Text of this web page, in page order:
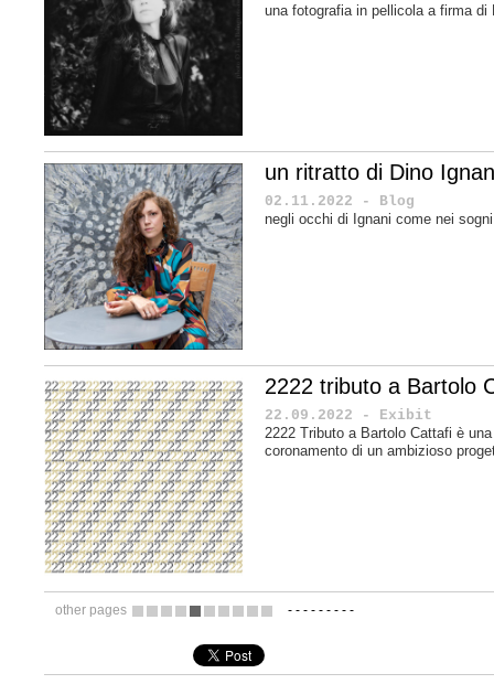
una fotografia in pellicola a firma di
un ritratto di Dino
02.11.2022 - Blog
negli occhi di Ignani come nei
2222 tributo a Bartolo
22.09.2022 - Exibit
2222 Tributo a Bartolo Cattafi è
coronamento di un ambizioso
other pages - - - - - - - - -